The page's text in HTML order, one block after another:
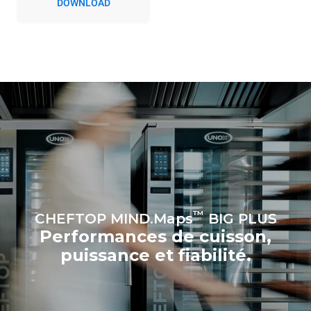
renouvelables.Greenhouse
Gas Protocol
Estimation calculée sur la base
d'une utilisation quotidienne du
four (365 jours/an) :
6 pleines charges de
6 pleines charges de
Estimation calculée sur la base
des nettoyages hebdomadaires
suivants (52 semaines/an) :
7 nettoyages longs
DOWNLOAD
CHEFTOP MIND.Maps™BIG PLUS
Performances de cuisson,
puissance et fiabilité.